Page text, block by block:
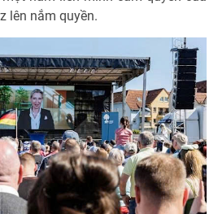
lên nắm quyền.